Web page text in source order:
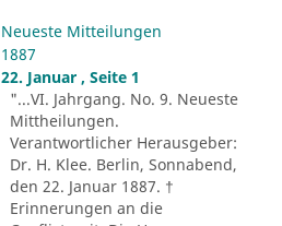
Neueste Mitteilungen
1887
22. Januar , Seite 1
"...VI. Jahrgang. No. 9. Neueste
Mittheilungen.
Verantwortlicher Herausgeber:
Dr. H. Klee. Berlin, Sonnabend,
den 22. Januar 1887. †
Erinnerungen an die